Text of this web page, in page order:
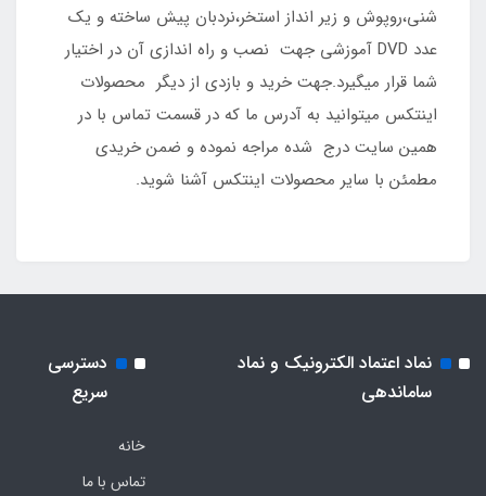
شنی،روپوش و زیر انداز استخر،نردبان پیش ساخته و یک
عدد DVD آموزشی جهت نصب و راه اندازی آن در اختیار
شما قرار میگیرد.جهت خرید و بازدی از دیگر محصولات
اینتکس میتوانید به آدرس ما که در قسمت تماس با در
همین سایت درج شده مراجه نموده و ضمن خریدی
مطمئن با سایر محصولات اینتکس آشنا شوید.
نماد اعتماد الکترونیک و نماد
ساماندهی
دسترسی
سریع
خانه
تماس با ما